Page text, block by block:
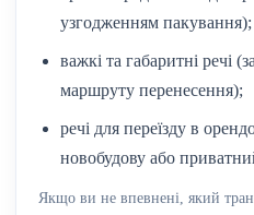
узгодженням пакування);
важкі та габаритні речі
маршруту перенесення);
речі для переїзду в
новобудову або
Якщо ви не впевнені, який